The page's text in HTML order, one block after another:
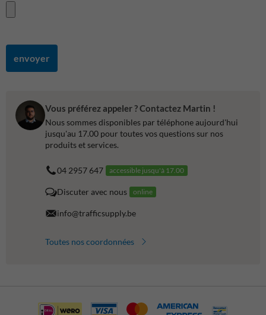
envoyer
Vous préférez appeler ? Contactez Martin !
Nous sommes disponibles par téléphone aujourd'hui
jusqu'au 17.00 pour toutes vos questions sur nos
produits et services.
04 2957 647 accessible jusqu'à 17.00
Discuter avec nous online
info@trafficsupply.be
Toutes nos coordonnées